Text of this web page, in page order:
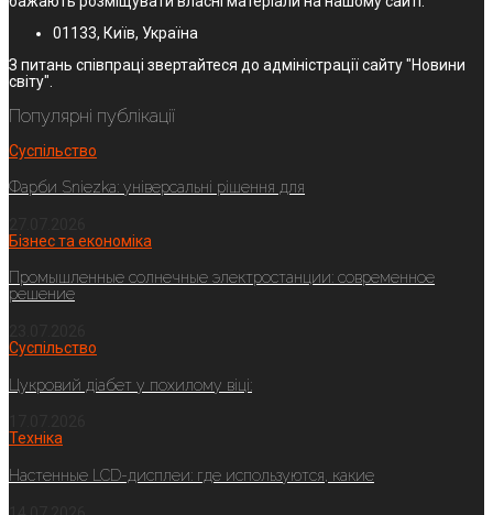
01133, Київ, Україна
З питань співпраці звертайтеся до адміністрації сайту "Новини
світу".
Популярні публікації
Суспільство
Фарби Sniezka: універсальні рішення для
Бізнес та економіка
Промышленные солнечные электростанции: современное
решение
Суспільство
Цукровий діабет у похилому віці:
Техніка
Настенные LCD-дисплеи: где используются, какие